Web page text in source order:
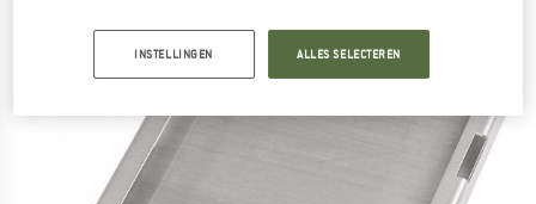
INSTELLINGEN ALLES SELECTEREN